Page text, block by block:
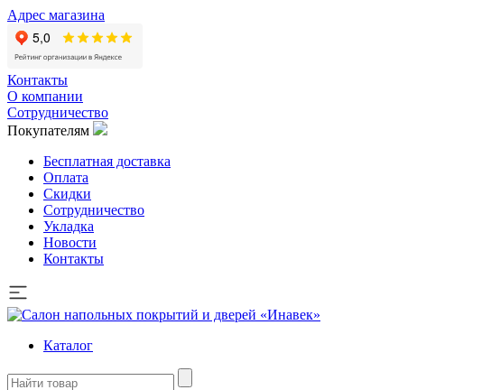
Адрес магазина
Контакты
О компании
Сотрудничество
Покупателям
Бесплатная доставка
Оплата
Скидки
Сотрудничество
Укладка
Новости
Контакты
Каталог